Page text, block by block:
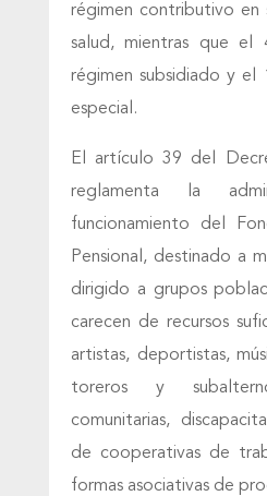
régimen contributivo en
salud, mientras que el
régimen subsidiado y el
especial.
El artículo 39 del
reglamenta la
funcionamiento del
Pensional, destinado a
dirigido a grupos
carecen de recursos
artistas, deportistas,
toreros y
comunitarias,
de cooperativas de
formas asociativas de